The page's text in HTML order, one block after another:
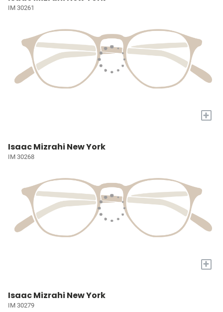
IM 30261
+
Isaac Mizrahi New York
IM 30268
+
Isaac Mizrahi New York
IM 30279